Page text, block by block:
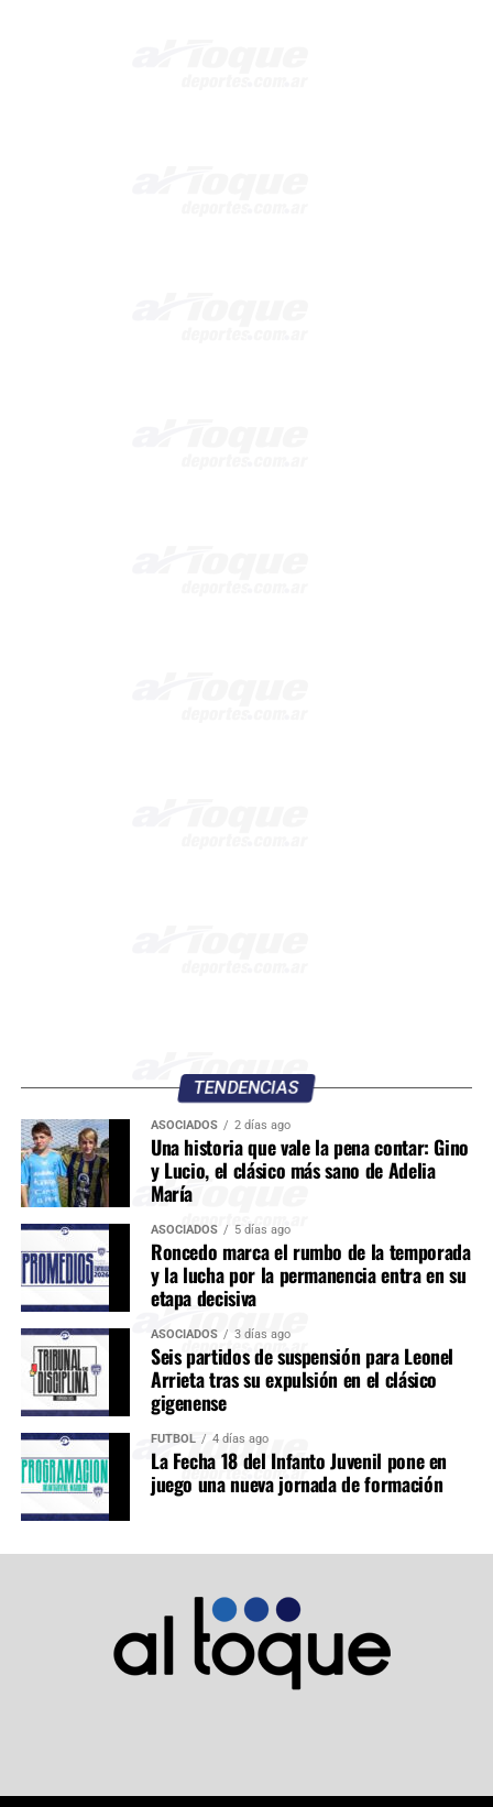
TENDENCIAS
ASOCIADOS 2 días ago
Una historia que vale la pena contar: Gino
y Lucio, el clásico más sano de Adelia
María
ASOCIADOS 5 días ago
Roncedo marca el rumbo de la temporada
y la lucha por la permanencia entra en su
etapa decisiva
ASOCIADOS 3 días ago
Seis partidos de suspensión para Leonel
Arrieta tras su expulsión en el clásico
gigenense
FÚTBOL 4 días ago
La Fecha 18 del Infanto Juvenil pone en
juego una nueva jornada de formación